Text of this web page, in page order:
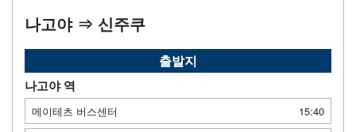
나고야 ⇒ 신주쿠
출발지
나고야 역
메이테츠 버스센터
15:40